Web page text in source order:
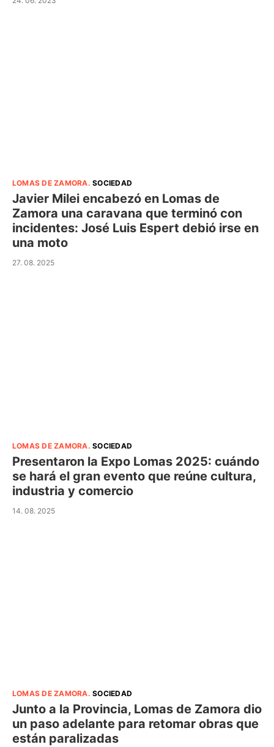
LOMAS DE ZAMORA.SOCIEDAD
Javier Milei encabezó en Lomas de
Zamora una caravana que terminó con
incidentes: José Luis Espert debió irse en
una moto
27. 08. 2025
LOMAS DE ZAMORA.SOCIEDAD
Presentaron la Expo Lomas 2025: cuándo
se hará el gran evento que reúne cultura,
industria y comercio
14. 08. 2025
LOMAS DE ZAMORA.SOCIEDAD
Junto a la Provincia, Lomas de Zamora dio
un paso adelante para retomar obras que
están paralizadas